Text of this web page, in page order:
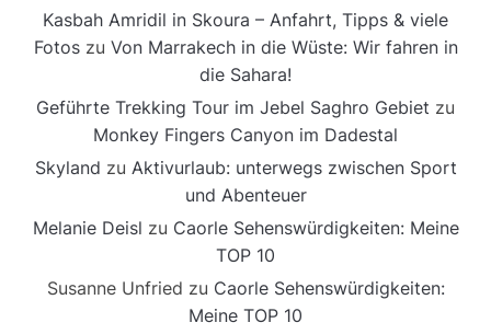
Kasbah Amridil in Skoura – Anfahrt, Tipps & viele
Fotoszu Von Marrakech in die Wüste: Wir fahren in
die Sahara!
Geführte Trekking Tour im Jebel Saghro Gebiet zu
Monkey Fingers Canyon im Dadestal
Skyland zu Aktivurlaub: unterwegs zwischen Sport
und Abenteuer
Melanie Deisl zu Caorle Sehenswürdigkeiten: Meine
TOP 10
Susanne Unfried zu Caorle Sehenswürdigkeiten:
Meine TOP 10